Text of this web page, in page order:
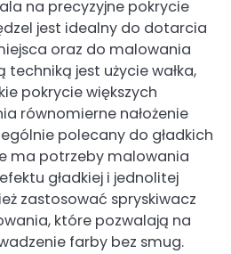
na precyzyjne pokrycie
jest idealny do dotarcia
oraz do malowania
jest użycie wałka,
pokrycie większych
równomierne nałożenie
polecany do gładkich
ma potrzeby malowania
gładkiej i jednolitej
zastosować spryskiwacz
które pozwalają na
farby bez smug.